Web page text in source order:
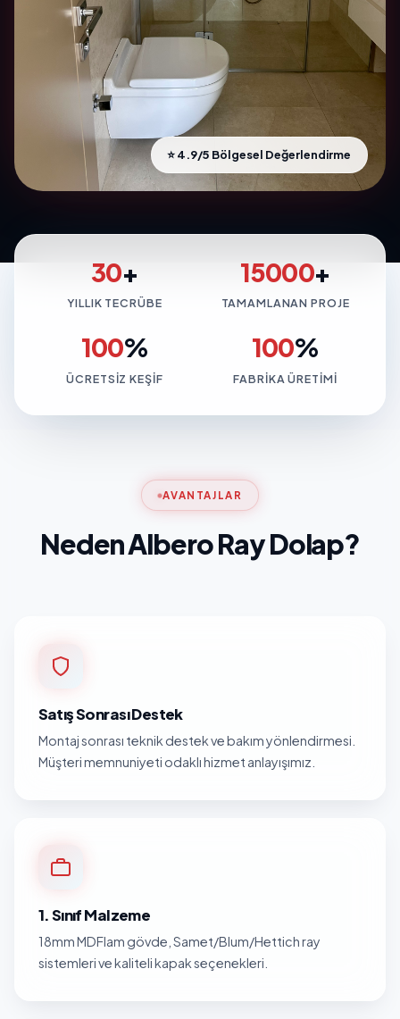
⭐ 4.9/5 Bölgesel Değerlendirme
30+
YILLIK TECRÜBE
15000+
TAMAMLANAN PROJE
100%
ÜCRETSIZ KEŞIF
100%
FABRIKA ÜRETIMI
AVANTAJLAR
Neden Albero Ray Dolap?
Satış Sonrası Destek
Montaj sonrası teknik destek ve bakım yönlendirmesi.
Müşteri memnuniyeti odaklı hizmet anlayışımız.
1. Sınıf Malzeme
18mm MDFlam gövde, Samet/Blum/Hettich ray
sistemleri ve kaliteli kapak seçenekleri.